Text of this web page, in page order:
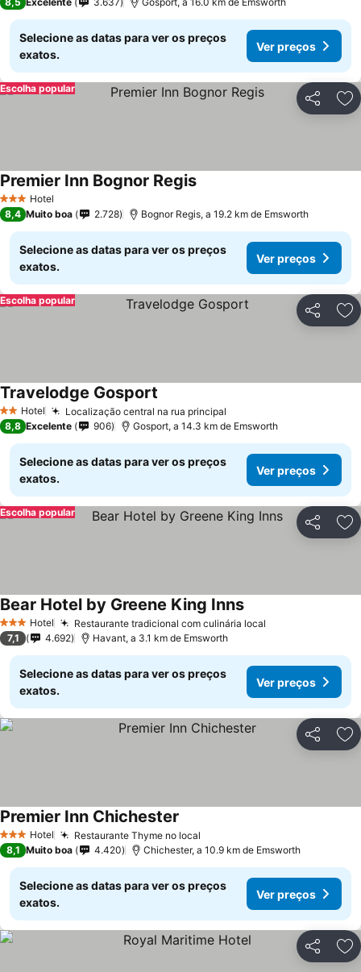
Selecione as datas para ver os preços
exatos.
Ver preços
Partilhar
Escolha popular
3 EstrelasHotel
Premier Inn Bognor Regis
8,4 Muito boa 2.728 Bognor Regis, a 19.2 km de Emsworth
Selecione as datas para ver os preços
exatos.
Ver preços
Partilhar
Escolha popular
2 Estrelas
Hotel Localização central na rua principal
Travelodge Gosport
8,8 Excelente 906 Gosport, a 14.3 km de Emsworth
Selecione as datas para ver os preços
exatos.
Ver preços
Partilhar
Escolha popular
3 EstrelasHotel Restaurante tradicional com culinária local
Bear Hotel by Greene King Inns
7,1 4.692 Havant, a 3.1 km de Emsworth
Selecione as datas para ver os preços
exatos.
Ver preços
Partilhar
3 EstrelasHotel Restaurante Thyme no local
Premier Inn Chichester
8,1 Muito boa 4.420 Chichester, a 10.9 km de Emsworth
Selecione as datas para ver os preços
exatos.
Ver preços
Partilhar